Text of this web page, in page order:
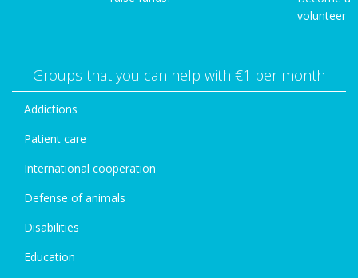
volunteer
Groups that you can help with €1 per month
Addictions
Patient care
International cooperation
Defense of animals
Disabilities
Education